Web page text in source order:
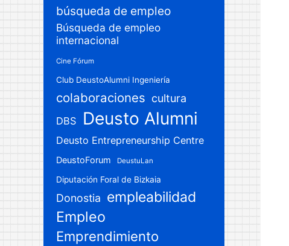
búsqueda de empleo
Búsqueda de empleo
internacional
Cine Fórum
Club DeustoAlumni Ingeniería
colaboraciones cultura
DBS Deusto Alumni
Deusto Entrepreneurship Centre
DeustoForum DeustuLan
Diputación Foral de Bizkaia
Donostia empleabilidad
Empleo
Emprendimiento